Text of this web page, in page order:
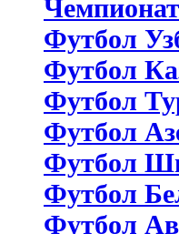
Футбол
Футбол
Футбол
Футбол
Футбол
Футбол
Футбол